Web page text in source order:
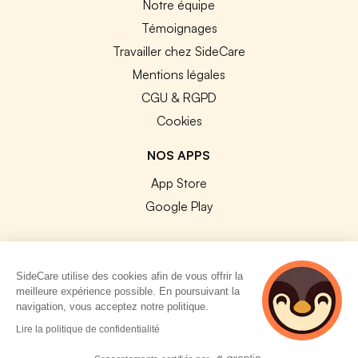
Notre équipe
Témoignages
Travailler chez SideCare
Mentions légales
CGU & RGPD
Cookies
NOS APPS
App Store
Google Play
© 2026 SideCare. Tous droits réservés.
SideCare utilise des cookies afin de vous offrir la
meilleure expérience possible. En poursuivant la
navigation, vous acceptez notre politique.
Lire la politique de confidentialité
5 personnes
consultent